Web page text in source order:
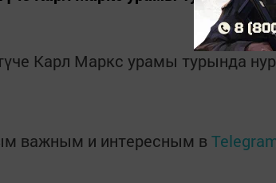
Карл Маркс урамы турында
важным и интересным в